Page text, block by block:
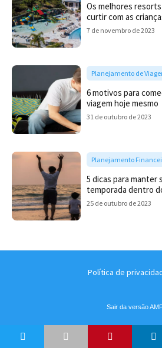
Os melhores
curtir com as
7 de novembro de 2023
Planejamento de
6 motivos para
viagem hoje mesmo
31 de outubro de 2023
Planejamento
5 dicas para manter
temporada dentro
25 de outubro de 2023
Política de
Sair da versão